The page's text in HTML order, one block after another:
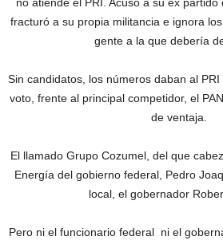
fracturó a su propia militancia e ignora
gente a la que debería
Sin candidatos, los números daban al
voto, frente al principal competidor, el
de ventaja.
El llamado Grupo Cozumel, del que
Energía del gobierno federal, Pedro
local, el gobernador
Pero ni el funcionario federal ni el